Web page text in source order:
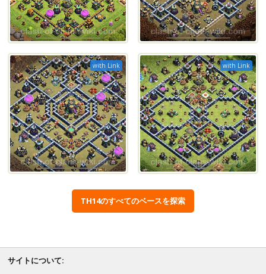
with Link with Link
TH14のすべてのベースを探索
サイトについて: